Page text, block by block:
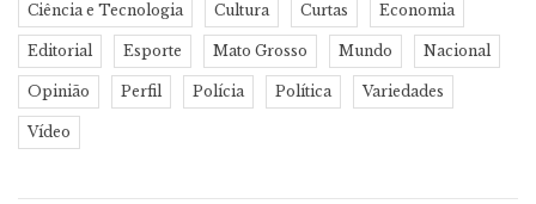
Ciência e Tecnologia Cultura Curtas Economia
Editorial Esporte Mato Grosso Mundo Nacional
Opinião Perfil Polícia Política Variedades
Vídeo